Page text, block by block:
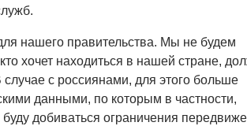
нашего правительства. Мы не будем
хочет находиться в нашей стране,
с россиянами, для этого больше
данными, по которым в частности,
добиваться ограничения